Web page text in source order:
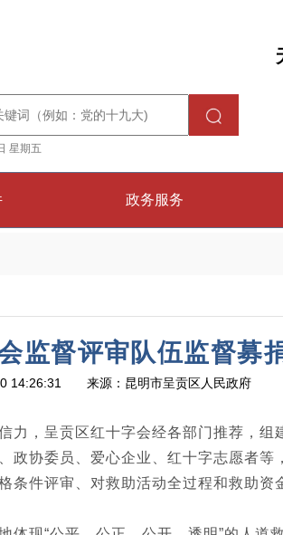
星期五
政务服务
监督评审队伍监督募
14:26:31 来源：昆明市呈贡区人民政府
，呈贡区红十字会经各部门推荐，
协委员、爱心企业、红十字志愿者
件评审、对救助活动全过程和救助